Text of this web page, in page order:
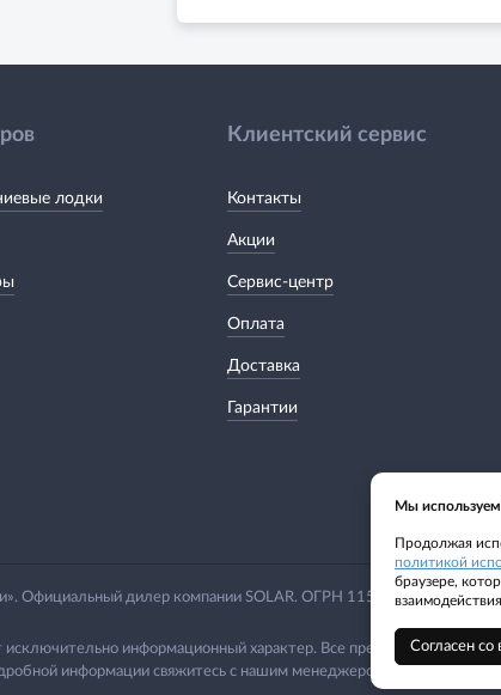
лодки
Клиентский сервис
Контакты
Акции
Сервис-центр
Оплата
Доставка
Гарантии
Официальный дилер компании SOLAR. ОГРН 1155476135649
исключительно информационный характер. Все представленные
информации свяжитесь с нашим менеджером. Email:
Мы используем
Продолжая
политикой
браузере,
Согласен со